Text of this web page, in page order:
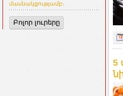
մասնակցությամբ։
Բոլոր լուրերը
5